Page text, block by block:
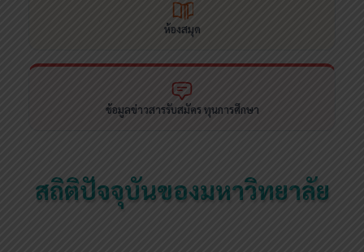
ห้องสมุด
ข้อมูลข่าวสารรับสมัคร ทุนการศึกษา
สถิติปัจจุบันของมหาวิทยาลัย